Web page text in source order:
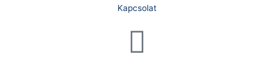
Kapcsolat